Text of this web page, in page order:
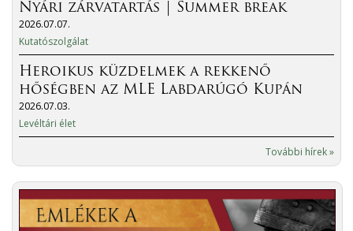
Nyári zárvatartás | Summer break
2026.07.07.
Kutatószolgálat
Heroikus küzdelmek a rekkenő
hőségben az MLE Labdarúgó Kupán
2026.07.03.
Levéltári élet
További hírek »